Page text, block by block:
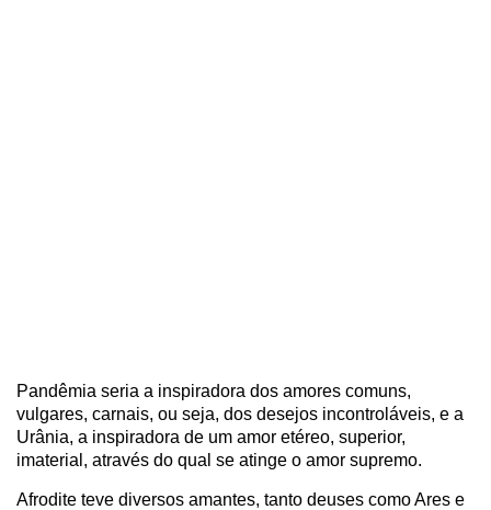
Pandêmia seria a inspiradora dos amores comuns,
vulgares, carnais, ou seja, dos desejos incontroláveis, e a
Urânia, a inspiradora de um amor etéreo, superior,
imaterial, através do qual se atinge o amor supremo.
Afrodite teve diversos amantes, tanto deuses como Ares e